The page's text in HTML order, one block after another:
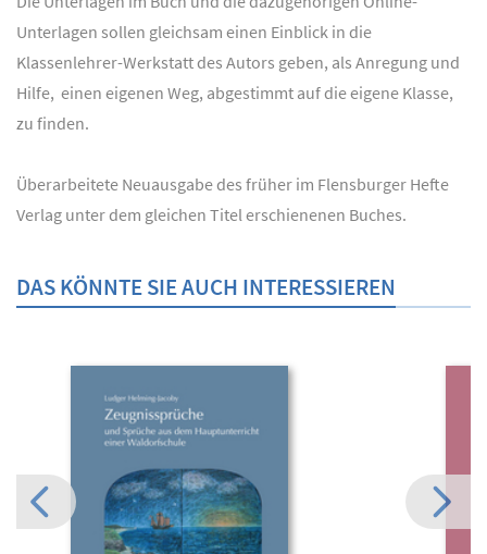
Unterlagen sollen gleichsam einen Einblick in die
Klassenlehrer-Werkstatt des Autors geben, als Anregung und
Hilfe, einen eigenen Weg, abgestimmt auf die eigene Klasse,
zu finden.
Überarbeitete Neuausgabe des früher im Flensburger Hefte
Verlag unter dem gleichen Titel erschienenen Buches.
DAS KÖNNTE SIE AUCH INTERESSIEREN